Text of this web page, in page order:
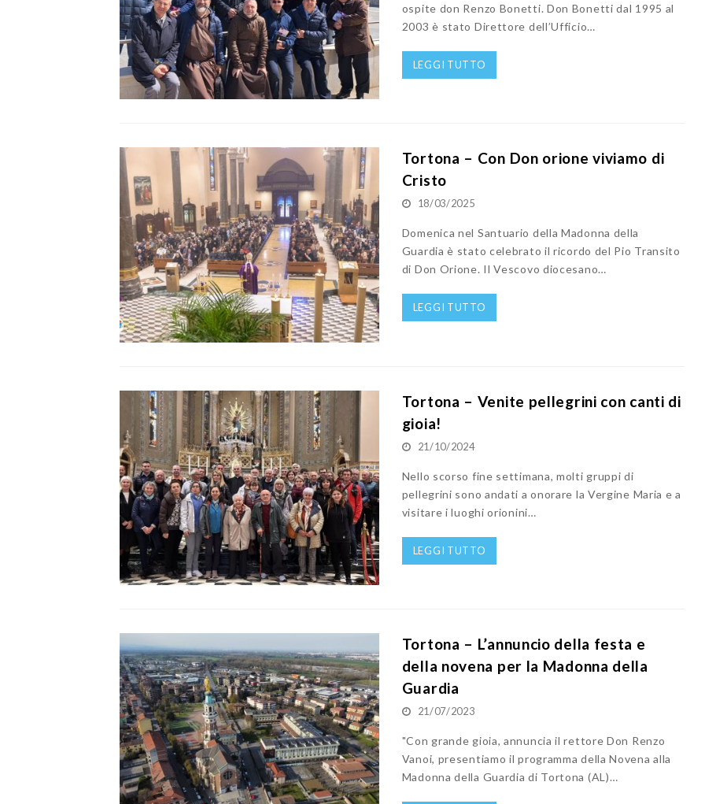
ospite don Renzo Bonetti. Don Bonetti dal 1995 al
2003 è stato Direttore dell’Ufficio…
LEGGI TUTTO
Tortona – Con Don orione viviamo di
Cristo
18/03/2025
Domenica nel Santuario della Madonna della
Guardia è stato celebrato il ricordo del Pio Transito
di Don Orione. Il Vescovo diocesano…
LEGGI TUTTO
Tortona – Venite pellegrini con canti di
gioia!
21/10/2024
Nello scorso fine settimana, molti gruppi di
pellegrini sono andati a onorare la Vergine Maria e a
visitare i luoghi orionini…
LEGGI TUTTO
Tortona – L’annuncio della festa e
della novena per la Madonna della
Guardia
21/07/2023
"Con grande gioia, annuncia il rettore Don Renzo
Vanoi, presentiamo il programma della Novena alla
Madonna della Guardia di Tortona (AL)…